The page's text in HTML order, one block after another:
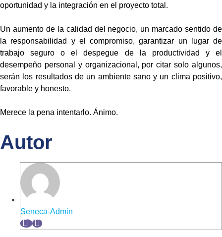
oportunidad y la integración en el proyecto total.
Un aumento de la calidad del negocio, un marcado sentido de
la responsabilidad y el compromiso, garantizar un lugar de
trabajo seguro o el despegue de la productividad y el
desempeño personal y organizacional, porcitar solo algunos,
serán los resultados de un ambiente sano y un clima positivo,
favorable y honesto.
Merece la pena intentarlo. Ánimo.
Autor
Seneca-Admin